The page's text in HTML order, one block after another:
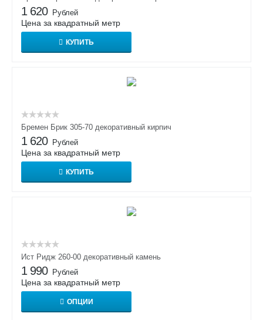
1 620 Рублей
Цена за квадратный метр
КУПИТЬ
Бремен Брик 305-70 декоративный кирпич
1 620 Рублей
Цена за квадратный метр
КУПИТЬ
Ист Ридж 260-00 декоративный камень
1 990 Рублей
Цена за квадратный метр
ОПЦИИ